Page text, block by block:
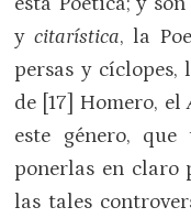
ycitarística, la
persas y cíclopes,
de [17] Homero, el
este género,
ponerlas en claro
las tales